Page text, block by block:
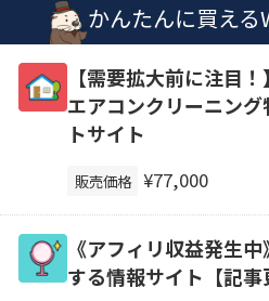
かんたんに買え
【需要拡大前に注目
エアコンクリーニン
トサイト
販売価格 ¥77,000
《アフィリ収益発生
する情報サイト【記事